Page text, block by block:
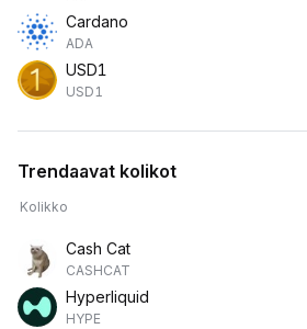
Cardano
ADA
USD1
USD1
Trendaavat kolikot
Kolikko
Cash Cat
CASHCAT
Hyperliquid
HYPE